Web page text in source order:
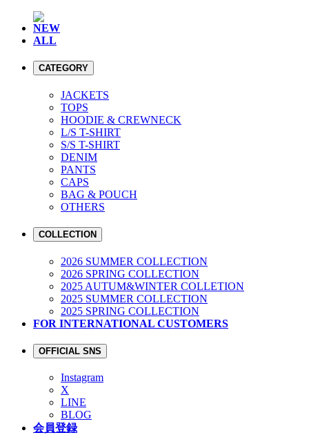
NEW
ALL
CATEGORY
JACKETS
TOPS
HOODIE & CREWNECK
L/S T-SHIRT
S/S T-SHIRT
DENIM
PANTS
CAPS
BAG & POUCH
OTHERS
COLLECTION
2026 SUMMER COLLECTION
2026 SPRING COLLECTION
2025 AUTUM&WINTER COLLETION
2025 SUMMER COLLECTION
2025 SPRING COLLECTION
FOR INTERNATIONAL CUSTOMERS
OFFICIAL SNS
Instagram
X
LINE
BLOG
会員登録